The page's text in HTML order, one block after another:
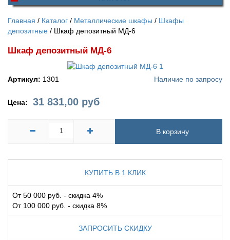
Главная Каталог Металлические шкафы
Шкафы
депозитные
Шкаф депозитный МД-6
Шкаф депозитный МД-6
Артикул: 1301 Наличие по запросу
Цена: 31 831,00 руб
В корзину
КУПИТЬ В 1 КЛИК
От 50 000 руб. - скидка 4%
От 100 000 руб. - скидка 8%
ЗАПРОСИТЬ СКИДКУ